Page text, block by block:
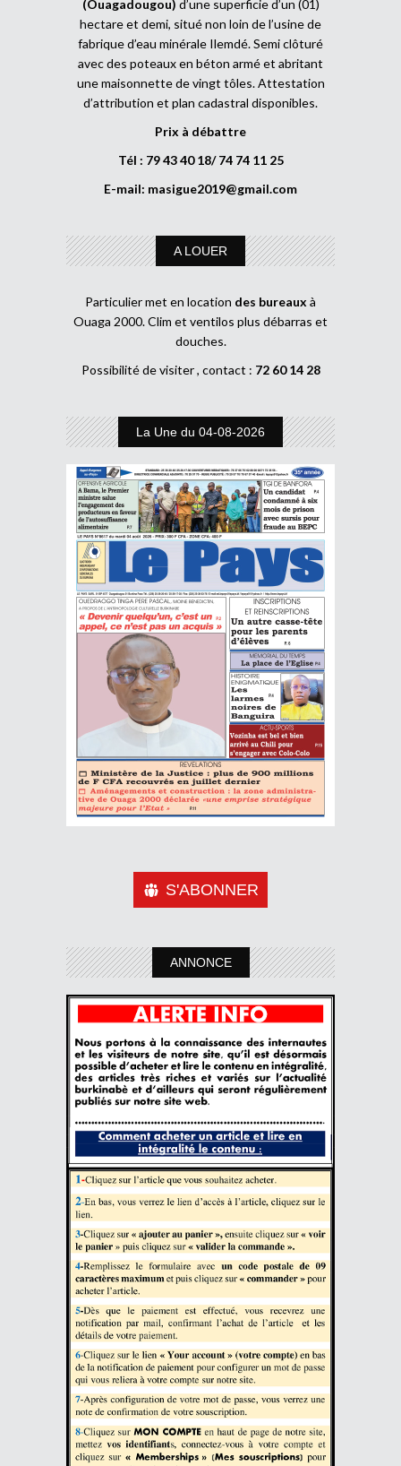
(Ouagadougou) d’une superficie d’un (01)
hectare et demi, situé non loin de l’usine de
fabrique d’eau minérale Ilemdé. Semi clôturé
avec des poteaux en béton armé et abritant
une maisonnette de vingt tôles. Attestation
d’attribution et plan cadastral disponibles.
Prix à débattre
Tél : 79 43 40 18/ 74 74 11 25
E-mail: masigue2019@gmail.com
A LOUER
Particulier met en location des bureaux à
Ouaga 2000. Clim et ventilos plus débarras et
douches.
Possibilité de visiter , contact : 72 60 14 28
La Une du 04-08-2026
S'ABONNER
ANNONCE